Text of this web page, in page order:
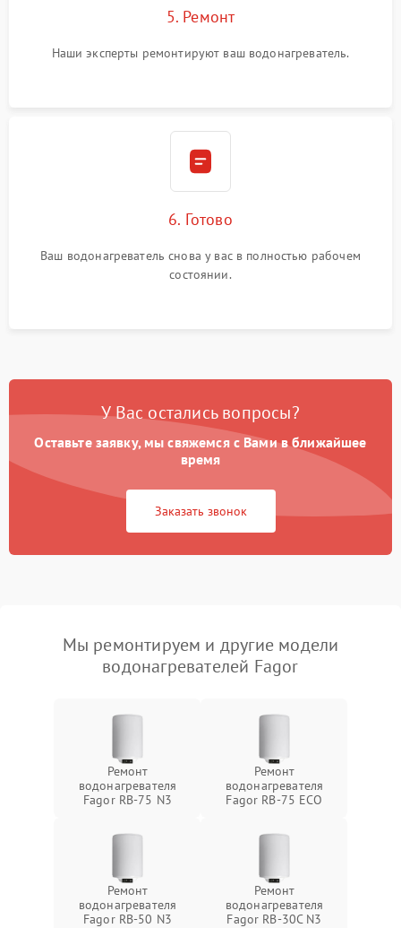
5. Ремонт
Наши эксперты ремонтируют ваш водонагреватель.
6. Готово
Ваш водонагреватель снова у вас в полностью рабочем
состоянии.
У Вас остались вопросы?
Оставьте заявку, мы свяжемся с Вами в ближайшее
время
Заказать звонок
Мы ремонтируем и другие модели
водонагревателей Fagor
Ремонт
водонагревателя
Fagor RB-75 N3
Ремонт
водонагревателя
Fagor RB-75 ECO
Ремонт
водонагревателя
Fagor RB-50 N3
Ремонт
водонагревателя
Fagor RB-30C N3